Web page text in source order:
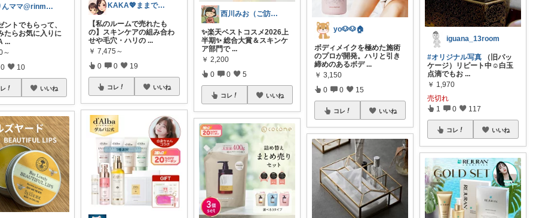
りんママ@rinmama_log
ントでもらって、
たらお気に入りに
...
～
0 10
いいね
KAKA💖ままでもキレイでいたい
【私のルームで売れたも
の】スキンケアの組み合わ
せや毛穴・ハリの ...
￥ 7,475～
0 0 19
コレ いいね
西川みお（ご訪問・こ購入に感謝です🙏）
✨楽天ベストコスメ2026上
半期✨ 総合大賞＆スキンケ
ア部門で ...
￥ 2,200
0 0 5
コレ いいね
yo🐶🐶🏠
ボディメイクを極めた施術
のプロが開発。ハリと引き
締めのあるボデ ...
￥ 3,150
0 0 15
コレ いいね
iguana_13room
#オリジナル写真 （旧パッ
ケージ）リピート中☺️白玉
点滴でもお ...
￥ 1,970
売切れ
1 0 117
コレ いいね